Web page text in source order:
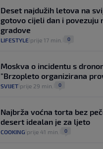
Deset najdužih letova na
gotovo cijeli dan i povezuju
gradove
LIFESTYLE prije 17 min. 0
Moskva o incidentu s
"Brzopleto organizirana
SVIJET prije 29 min. 0
Najbrža voćna torta bez
desert idealan je za ljeto
COOKING prije 41 min. 0